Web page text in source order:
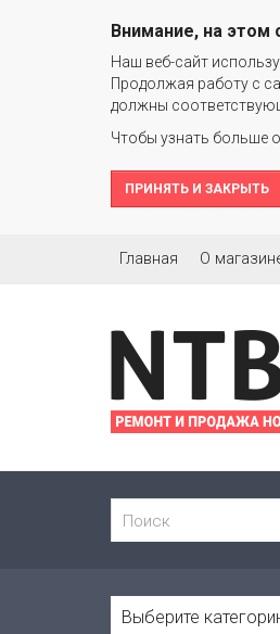
Внимание, на этом
Наш веб-сайт
Продолжая работу с
должны
Чтобы узнать больше
ПРИНЯТЬ И ЗАКРЫТЬ
Главная О
Выберите